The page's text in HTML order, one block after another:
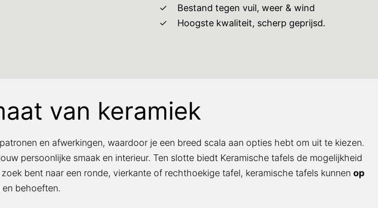
Bestand tegen vuil, weer & wind
Hoogste kwaliteit, scherp geprijsd.
van keramiek
en afwerkingen, waardoor je een breed scala aan opties hebt om uit te kiezen.
persoonlijke smaak en interieur. Ten slotte biedt Keramische tafels de mogelijkheid
bent naar een ronde, vierkante of rechthoekige tafel, keramische tafels kunnen op
behoeften.